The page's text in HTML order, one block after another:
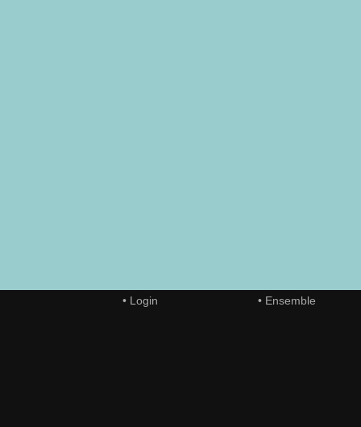
• Login • Ensemble